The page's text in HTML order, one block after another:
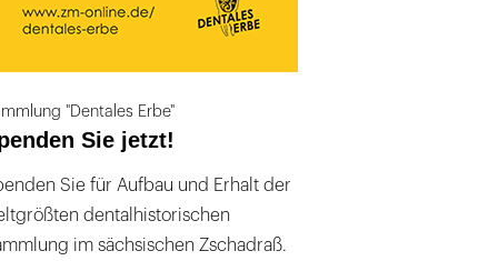
"Dentales Erbe"
Sie jetzt!
Sie für Aufbau und Erhalt der
dentalhistorischen
im sächsischen Zschadraß.